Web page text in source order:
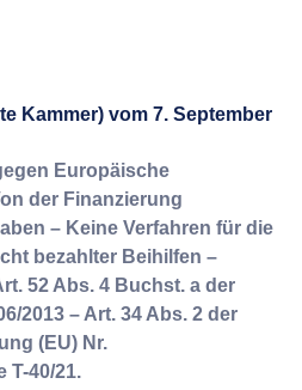
Kammer) vom 7. September
Europäische
der Finanzierung
– Keine Verfahren für die
bezahlter Beihilfen –
52 Abs. 4 Buchst. a der
2013 – Art. 34 Abs. 2 der
(EU) Nr.
T-40/21.